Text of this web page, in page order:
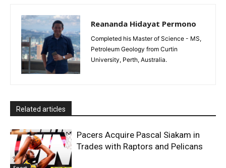
Reananda Hidayat Permono
Completed his Master of Science - MS,
Petroleum Geology from Curtin
University, Perth, Australia.
Related articles
Pacers Acquire Pascal Siakam in
Trades with Raptors and Pelicans